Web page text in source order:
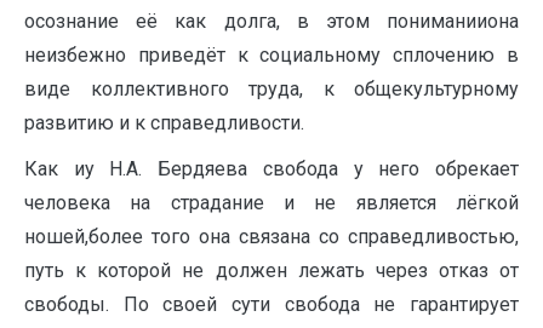
осознание её как долга, в этом пониманииона
неизбежно приведёт к социальному сплочению в
виде коллективного труда, к общекультурному
развитию и к справедливости.
Как иу Н.А. Бердяева свобода у него обрекает
человека на страдание и не является лёгкой
ношей,более того она связана со справедливостью,
путь к которой не должен лежать через отказ от
свободы. По своей сути свобода не гарантирует